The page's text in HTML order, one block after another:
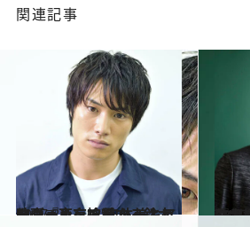
関連記事
2017.8.4
映画『東京喰種 トーキョーグール』で 肉体美とアクションを披露する鈴木伸之
カルチャー 『劇場霊』で初のホラー作品に挑んだ 「劇団EXILE」の注目株、町田啓太
カル